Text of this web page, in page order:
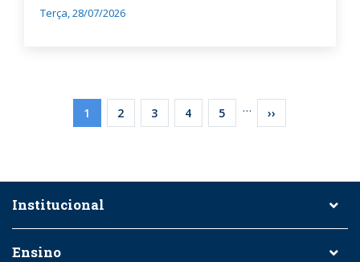
Terça, 28/07/2026
Pagination
Current
page
1 Page
2 Page
3 Page
4 Page
5 …
Next
page
››
Institucional
Ensino